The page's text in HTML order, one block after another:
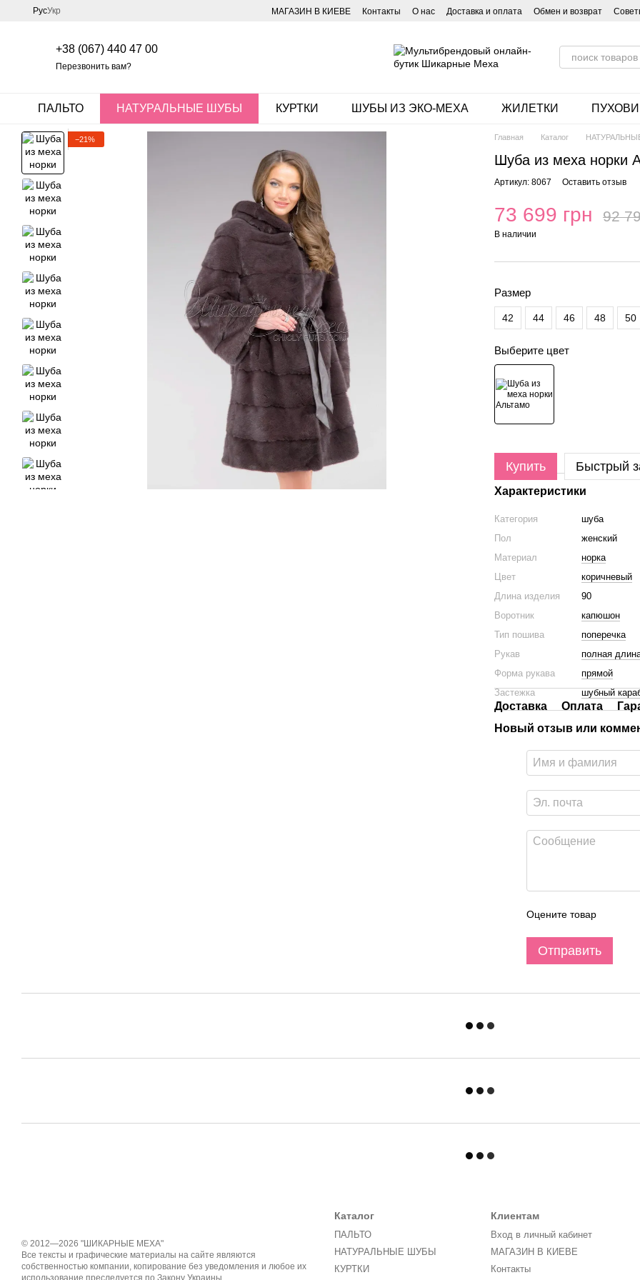
Перейти к основному контенту
РусУкр МАГАЗИН В КИЕВЕ Контакты О нас Доставка и оплата Обмен и возврат
+38 (067) 440 47 00
Перезвонить вам?
ПАЛЬТО НАТУРАЛЬНЫЕ ШУБЫ КУРТКИ ШУБЫ ИЗ ЭКО-МЕХА ЖИЛЕТКИ
−21% Главная Каталог
Шуба из меха норки
Артикул: 8067 Оставить отзыв
73 699 грн 92
В наличии
Размер
42 44 46 48 50
Выберите цвет
Купить Быстрый
Характеристики
Категория
шуба
Пол
женский
Материал
норка
Цвет
коричневый
Длина изделия
90
Воротник
капюшон
Тип пошива
поперечка
Рукав
полная
Форма рукава
прямой
Застежка
шубный
Доставка Оплата
Новый отзыв или
Оцените товар
Отправить
© 2012—2026 "ШИКАРНЫЕ МЕХА"
Все тексты и графические материалы на сайте являются
собственностью компании, копирование без уведомления и любое их
использование преследуется по Закону Украины.
Каталог
ПАЛЬТО
НАТУРАЛЬНЫЕ ШУБЫ
КУРТКИ
Клиентам
Вход в личный кабинет
МАГАЗИН В КИЕВЕ
Контакты